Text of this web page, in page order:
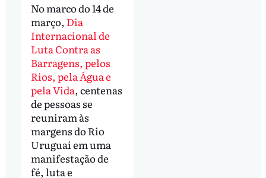
No marco do 14 de
março, Dia
Internacional de
Luta Contra as
Barragens, pelos
Rios, pela Água e
pela Vida, centenas
de pessoas se
reuniram às
margens do Rio
Uruguai em uma
manifestação de
fé, luta e